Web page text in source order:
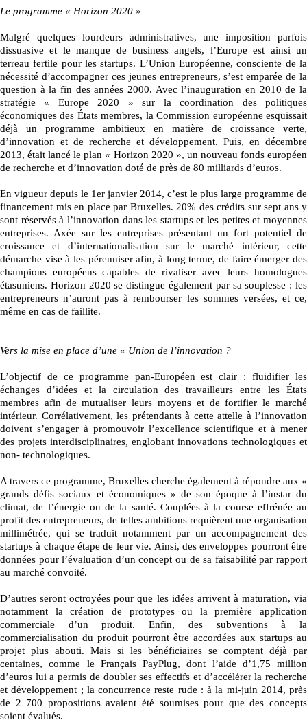
Le programme « Horizon 2020 »
Malgré quelques lourdeurs administratives, une imposition parfois
dissuasive et le manque de business angels, l’Europe est ainsi un
terreau fertile pour les startups. L’Union Européenne, consciente de la
nécessité d’accompagner ces jeunes entrepreneurs, s’est emparée de la
question à la fin des années 2000. Avec l’inauguration en 2010 de la
stratégie « Europe 2020 » sur la coordination des politiques
économiques des États membres, la Commission européenne esquissait
déjà un programme ambitieux en matière de croissance verte,
d’innovation et de recherche et développement. Puis, en décembre
2013, était lancé le plan « Horizon 2020 », un nouveau fonds européen
de recherche et d’innovation doté de près de 80 milliards d’euros.
En vigueur depuis le 1er janvier 2014, c’est le plus large programme de
financement mis en place par Bruxelles. 20% des crédits sur sept ans y
sont réservés à l’innovation dans les startups et les petites et moyennes
entreprises. Axée sur les entreprises présentant un fort potentiel de
croissance et d’internationalisation sur le marché intérieur, cette
démarche vise à les pérenniser afin, à long terme, de faire émerger des
champions européens capables de rivaliser avec leurs homologues
étasuniens. Horizon 2020 se distingue également par sa souplesse : les
entrepreneurs n’auront pas à rembourser les sommes versées, et ce,
même en cas de faillite.
Vers la mise en place d’une « Union de l’innovation ?
L’objectif de ce programme pan-Européen est clair : fluidifier les
échanges d’idées et la circulation des travailleurs entre les États
membres afin de mutualiser leurs moyens et de fortifier le marché
intérieur. Corrélativement, les prétendants à cette attelle à l’innovation
doivent s’engager à promouvoir l’excellence scientifique et à mener
des projets interdisciplinaires, englobant innovations technologiques et
non- technologiques.
A travers ce programme, Bruxelles cherche également à répondre aux «
grands défis sociaux et économiques » de son époque à l’instar du
climat, de l’énergie ou de la santé. Couplées à la course effrénée au
profit des entrepreneurs, de telles ambitions requièrent une organisation
millimétrée, qui se traduit notamment par un accompagnement des
startups à chaque étape de leur vie. Ainsi, des enveloppes pourront être
données pour l’évaluation d’un concept ou de sa faisabilité par rapport
au marché convoité.
D’autres seront octroyées pour que les idées arrivent à maturation, via
notamment la création de prototypes ou la première application
commerciale d’un produit. Enfin, des subventions à la
commercialisation du produit pourront être accordées aux startups au
projet plus abouti. Mais si les bénéficiaires se comptent déjà par
centaines, comme le Français PayPlug, dont l’aide d’1,75 million
d’euros lui a permis de doubler ses effectifs et d’accélérer la recherche
et développement ; la concurrence reste rude : à la mi-juin 2014, près
de 2 700 propositions avaient été soumises pour que des concepts
soient évalués.